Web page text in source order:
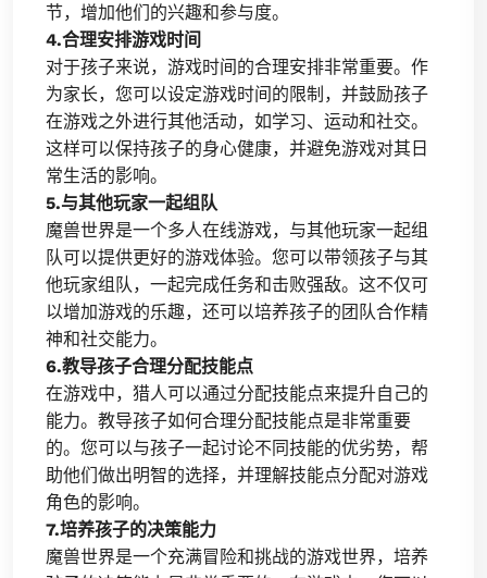
节，增加他们的兴趣和参与度。
4.合理安排游戏时间
对于孩子来说，游戏时间的合理安排非常重要。作
为家长，您可以设定游戏时间的限制，并鼓励孩子
在游戏之外进行其他活动，如学习、运动和社交。
这样可以保持孩子的身心健康，并避免游戏对其日
常生活的影响。
5.与其他玩家一起组队
魔兽世界是一个多人在线游戏，与其他玩家一起组
队可以提供更好的游戏体验。您可以带领孩子与其
他玩家组队，一起完成任务和击败强敌。这不仅可
以增加游戏的乐趣，还可以培养孩子的团队合作精
神和社交能力。
6.教导孩子合理分配技能点
在游戏中，猎人可以通过分配技能点来提升自己的
能力。教导孩子如何合理分配技能点是非常重要
的。您可以与孩子一起讨论不同技能的优劣势，帮
助他们做出明智的选择，并理解技能点分配对游戏
角色的影响。
7.培养孩子的决策能力
魔兽世界是一个充满冒险和挑战的游戏世界，培养